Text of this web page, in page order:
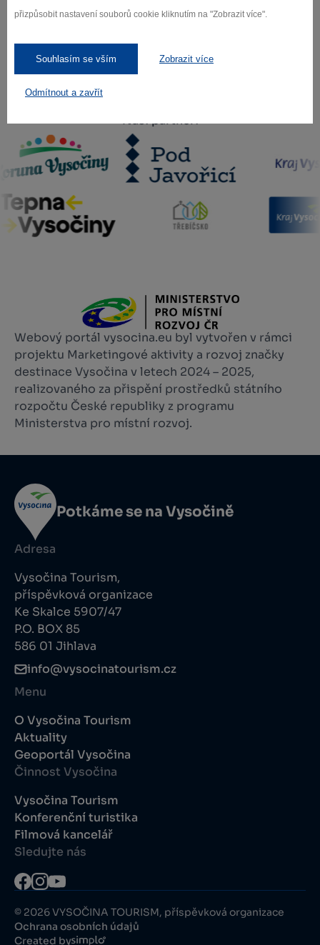
přizpůsobit nastavení souborů cookie kliknutím na "Zobrazit více".
Souhlasím se vším Zobrazit více
Odmítnout a zavřít
Odebírat
Naši partneři
Webový portál vysocina.eu byl vytvořen v rámci
projektu Marketingové aktivity a rozvoj značky
destinace Vysočina v letech 2024 – 2025,
realizovaného za přispění prostředků státního
rozpočtu České republiky z programu
Ministerstva pro místní rozvoj.
Potkáme se na Vysočině
Adresa
Vysočina Tourism,
příspěvková organizace
Ke Skalce 5907/47
P.O. BOX 85
586 01 Jihlava
info@vysocinatourism.cz
Menu
O Vysočina Tourism
Aktuality
Geoportál Vysočina
Činnost Vysočina
Vysočina Tourism
Konferenční turistika
Filmová kancelář
Sledujte nás
© 2026 VYSOČINA TOURISM, příspěvková organizace
Ochrana osobních údajů
Created by